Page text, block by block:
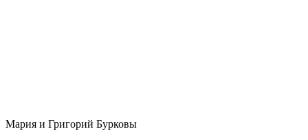
Мария и Григорий Бурковы